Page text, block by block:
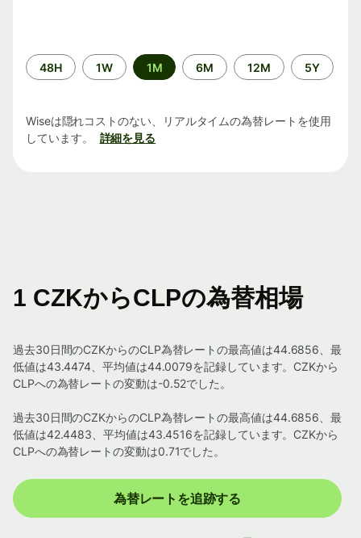
期
間
48H 1W 1M 6M 12M 5Y
Wiseは隠れコストのない、リアルタイムの為替レートを使用
しています。
詳細を見る
1 CZKからCLPの為替相場
過去30日間のCZKからのCLP為替レートの最高値は44.6856、最
低値は43.4474、平均値は44.0079を記録しています。CZKから
CLPへの為替レートの変動は-0.52でした。
過去30日間のCZKからのCLP為替レートの最高値は44.6856、最
低値は42.4483、平均値は43.4516を記録しています。CZKから
CLPへの為替レートの変動は0.71でした。
為替レートを追跡する